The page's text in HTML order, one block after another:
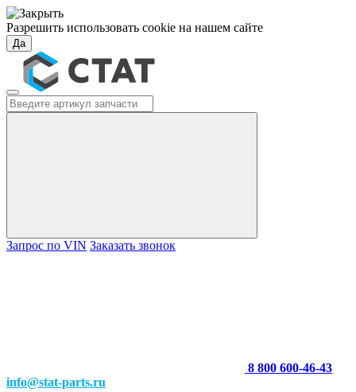
Разрешить использовать cookie на нашем сайте
Да
Запрос по VIN Заказать звонок
8 800 600-46-43
info@stat-parts.ru